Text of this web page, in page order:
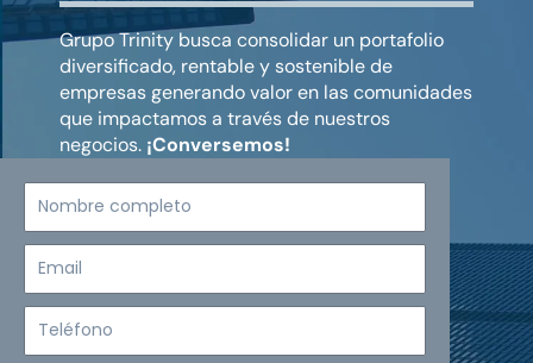
Grupo Trinity busca consolidar un portafolio
diversificado, rentable y sostenible de
empresas generando valor en las comunidades
que impactamos a través de nuestros
negocios. ¡Conversemos!